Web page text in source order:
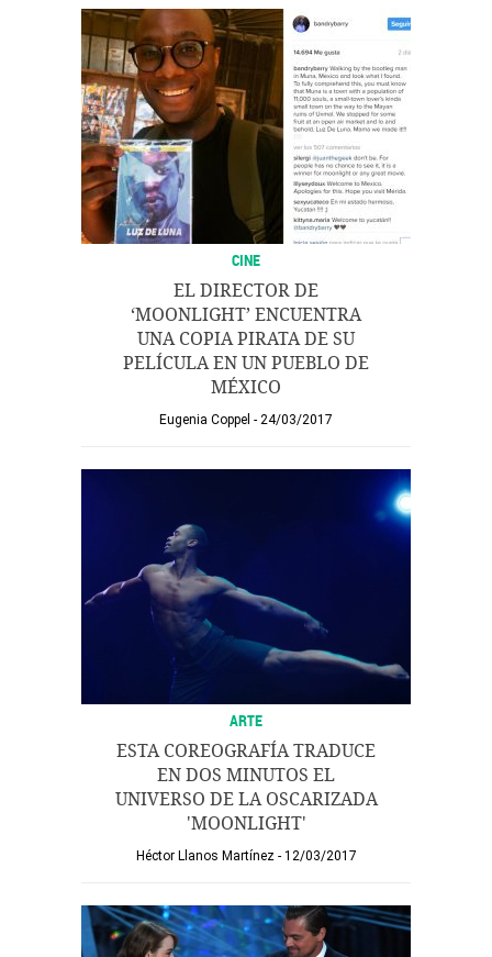
CINE
EL DIRECTOR DE
‘MOONLIGHT’ ENCUENTRA
UNA COPIA PIRATA DE SU
PELÍCULA EN UN PUEBLO DE
MÉXICO
Eugenia Coppel 24/03/2017
ARTE
ESTA COREOGRAFÍA TRADUCE
EN DOS MINUTOS EL
UNIVERSO DE LA OSCARIZADA
'MOONLIGHT'
Héctor Llanos Martínez 12/03/2017